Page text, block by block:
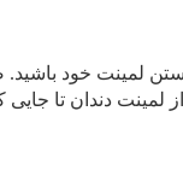
لمینت خود باشید.
دندان تا جایی